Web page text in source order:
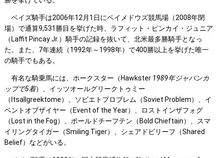
ベイズ騎手は2006年12月1日にベイメドウズ競馬場（2008年閉
場）で通算9,531勝目を挙げた時、ラフィット・ピンカイ・ジュニア
（Laffit Pincay Jr.）騎手の記録を抜いて、北米最多勝騎手となっ
た。また、7年連続（1992年～1998年）で400勝以上を挙げた唯一
の騎手でもある。
有名な騎乗馬には、ホークスター（Hawkster 1989年ジャパンカ
ップで5着）、イッツオールグリークトゥミー
（Itsallgreektome）、ソビエトプロブレム（Soviet Problem）、イ
ベントオブザイヤー（Event of the Year）、ロストインザフォグ
（Lost in the Fog）、ボールドチーフテン（Bold Chieftain）、スマ
イリングタイガー（Smiling Tiger）、シェアドビリーフ（Shared
Belief）などがいる。